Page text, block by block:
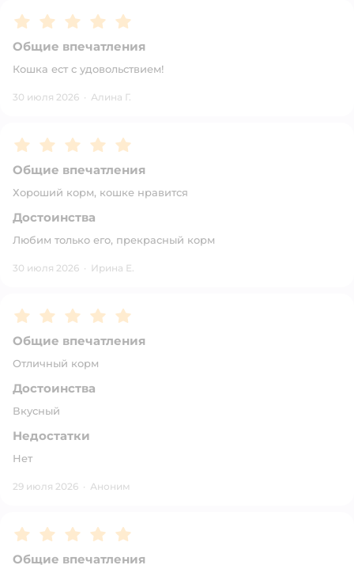
Рейтинг:5
Общие впечатления
Кошка ест с удовольствием!
30 июля 2026 · Алина Г.
Рейтинг:5
Общие впечатления
Хороший корм, кошке нравится
Достоинства
Любим только его, прекрасный корм
30 июля 2026 · Ирина Е.
Рейтинг:5
Общие впечатления
Отличный корм
Достоинства
Вкусный
Недостатки
Нет
29 июля 2026 · Аноним
Рейтинг:5
Общие впечатления